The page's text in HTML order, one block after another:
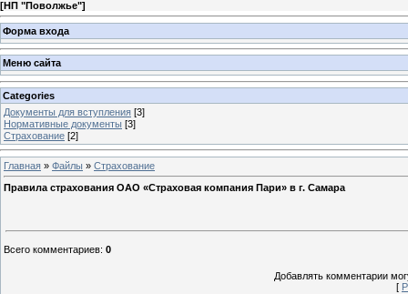
[НП "Поволжье"]
Форма входа
Меню сайта
Categories
Документы для вступления [3]
Нормативные документы [3]
Страхование [2]
Главная » Файлы » Страхование
Правила страхования ОАО «Страховая компания Пари» в г. Самара
Всего комментариев: 0
Добавлять комментарии
[